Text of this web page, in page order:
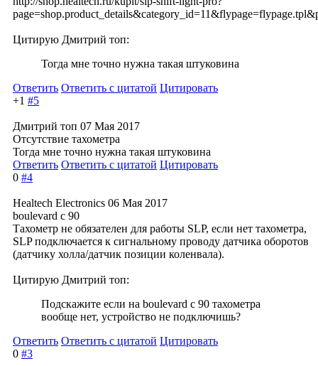
Цитирую Дмитрий топ:
Тогда мне точно нужна такая штуковина
Ответить Ответить с цитатой Цитировать
+1 #5
Дмитрий топ 07 Мая 2017
Отсутствие тахометра
Тогда мне точно нужна такая штуковина
Ответить Ответить с цитатой Цитировать
0 #4
Healtech Electronics 06 Мая 2017
boulevard c 90
Тахометр не обязателен для работы SLP, если нет тахометра,
SLP подключается к сигнальному проводу датчика оборотов
(датчику холла/датчик позиции коленвала).
Цитирую Дмитрий топ:
Подскажите если на boulevard c 90 тахометра
вообще нет, устройство не подключишь?
Ответить Ответить с цитатой Цитировать
0 #3